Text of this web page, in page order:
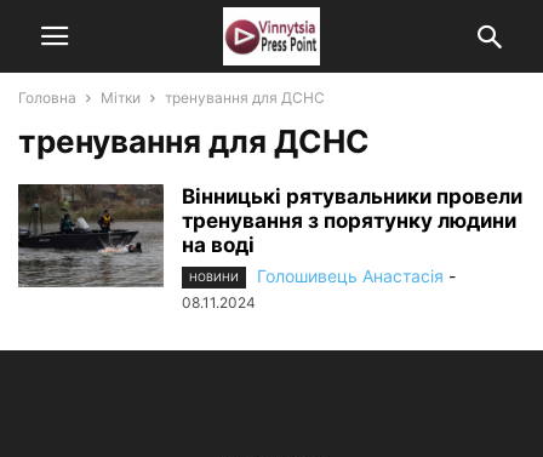
Головна Мітки тренування для ДСНС
тренування для ДСНС
Вінницькі рятувальники провели
тренування з порятунку людини
на воді
НОВИНИ Голошивець Анастасія -
08.11.2024